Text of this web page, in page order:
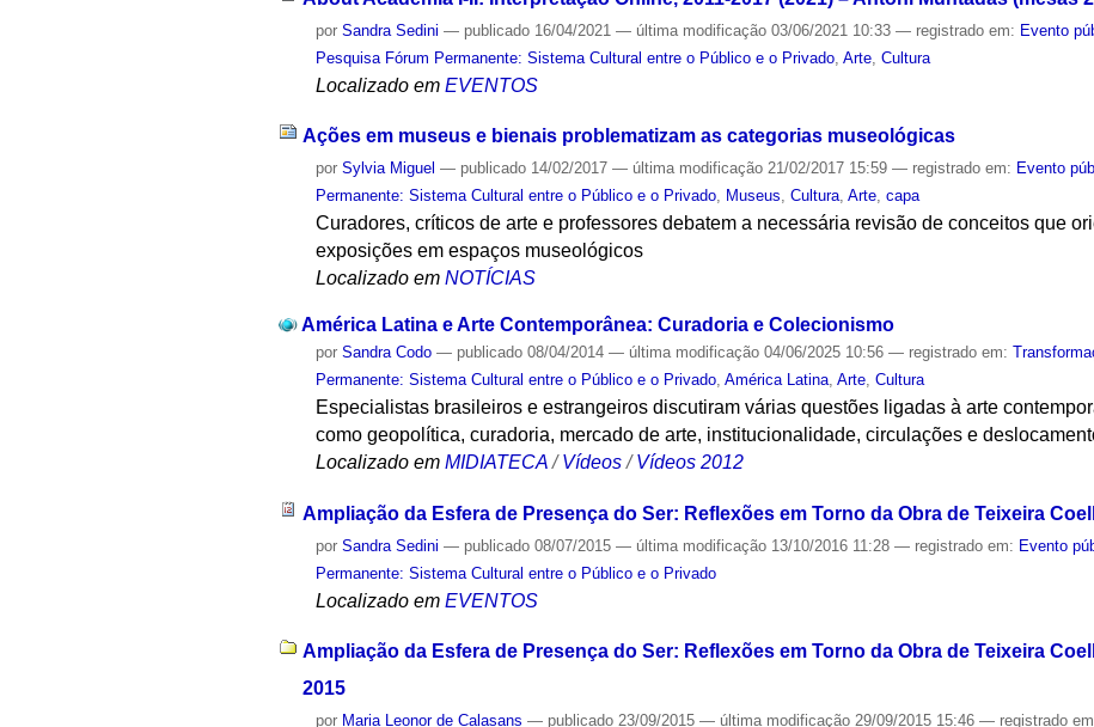
porSandra Sedini — publicado 16/04/2021— última modificação 03/06/2021 10:33— registrado em: Evento
Pesquisa Fórum Permanente: Sistema Cultural entre o Público e o Privado ,Arte ,Cultura
Localizado em EVENTOS
Ações em museus e bienais problematizam as categorias museológicas
porSylvia Miguel — publicado 14/02/2017— última modificação 21/02/2017 15:59— registrado em: Evento
Permanente: Sistema Cultural entre o Público e o Privado, Museus,Cultura,Arte,capa
Curadores, críticos de arte e professores debatem a necessária revisão de conceitos que
exposições em espaços museológicos
Localizado em NOTÍCIAS
América Latina e Arte Contemporânea: Curadoria e Colecionismo
porSandra Codo — publicado 08/04/2014— última modificação 04/06/2025 10:56— registrado em:
Permanente: Sistema Cultural entre o Público e o Privado ,América Latina ,Arte ,Cultura
Especialistas brasileiros e estrangeiros discutiram várias questões ligadas à arte
como geopolítica, curadoria, mercado de arte, institucionalidade, circulações e
Localizado em MIDIATECA /Vídeos /Vídeos 2012
Ampliação da Esfera de Presença do Ser: Reflexões em Torno da Obra de Teixeira
porSandra Sedini — publicado 08/07/2015— última modificação 13/10/2016 11:28— registrado em: Evento
Permanente: Sistema Cultural entre o Público e o Privado
Localizado em EVENTOS
Ampliação da Esfera de Presença do Ser: Reflexões em Torno da Obra de Teixeira
2015
por Maria Leonor de Calasans — publicado 23/09/2015— última modificação 29/09/2015 15:46— registrado